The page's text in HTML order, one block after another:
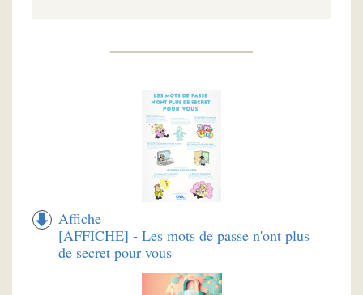
Affiche
[AFFICHE] - Les mots de passe n'ont plus
de secret pour vous